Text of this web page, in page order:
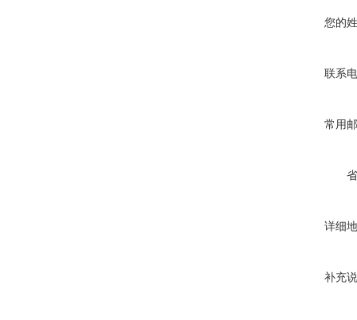
您的
联系
常用
详细
补充